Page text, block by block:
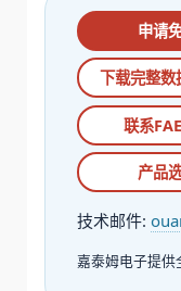
申请
下载完整数
联系
产品
技术邮件:
嘉泰姆电子提供